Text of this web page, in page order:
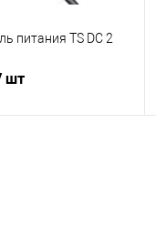
питания TS DC 2
шт